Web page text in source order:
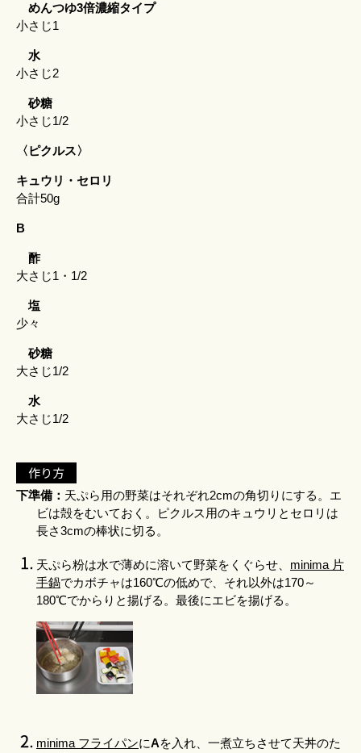
めんつゆ3倍濃縮タイプ
小さじ1
水
小さじ2
砂糖
小さじ1/2
〈ピクルス〉
キュウリ・セロリ
合計50g
B
酢
大さじ1・1/2
塩
少々
砂糖
大さじ1/2
水
大さじ1/2
作り方
下準備： 天ぷら用の野菜はそれぞれ2cmの角切りにする。エ
ビは殻をむいておく。ピクルス用のキュウリとセロリは
長さ3cmの棒状に切る。
天ぷら粉は水で薄めに溶いて野菜をくぐらせ、 minima 片
手鍋でカボチャは160℃の低めで、それ以外は170～
180℃でからりと揚げる。最後にエビを揚げる。
minima フライパンにAを入れ、一煮立ちさせて天丼のた